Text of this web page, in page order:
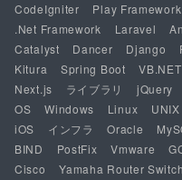
CodeIgniter
Play Framework
.Net Framework
Laravel
Catalyst
Dancer Django
Kitura
Spring Boot VB.NET
Next.js
ライブラリ jQuery
OS
Windows Linux UNIX
iOS
インフラ Oracle
BIND
PostFix Vmware
Cisco
Yamaha Router Switch